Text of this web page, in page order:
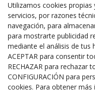
Derecho de desistimiento
Utilizamos cookies
servicios, por razones
navegación, para
para mostrarte publicidad
mediante el análisis de tus
ACEPTAR para consentir
RECHAZAR para rechazar
CONFIGURACIÓN para
cookies. Para obtener